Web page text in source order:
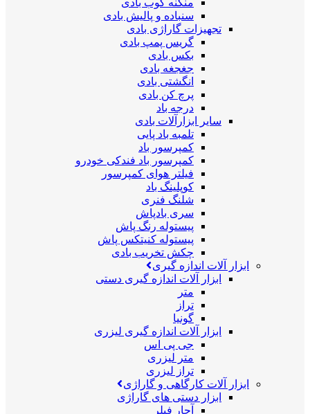
منگنه کوب بادی
سنباده و پالیش بادی
تجهیزات گاراژی بادی
گریس پمپ بادی
بکس بادی
جغجغه بادی
انگشتی بادی
پرچ کن بادی
درجه باد
سایر ابزارآلات بادی
تلمبه باد پایی
کمپرسور باد
کمپرسور باد فندکی خودرو
فیلتر هوای کمپرسور
کوپلینگ باد
شلنگ فنری
سری بادپاش
پیستوله رنگ پاش
پیستوله کنیتکس پاش
چکش تخریب بادی
ابزار آلات اندازه گیری
ابزار آلات اندازه گیری دستی
متر
تراز
گونیا
ابزار آلات اندازه گیری لیزری
جی پی اس
متر لیزری
تراز لیزری
ابزار آلات کارگاهی و گاراژی
ابزار دستی های گاراژی
آچار فیلر